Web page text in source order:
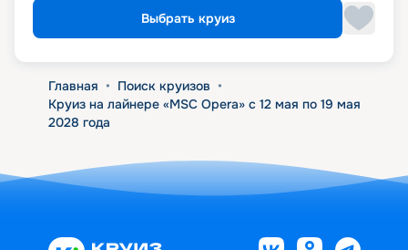
Выбрать круиз
Главная • Поиск круизов •
Круиз на лайнере «MSC Opera» с 12 мая по 19 мая
2028 года